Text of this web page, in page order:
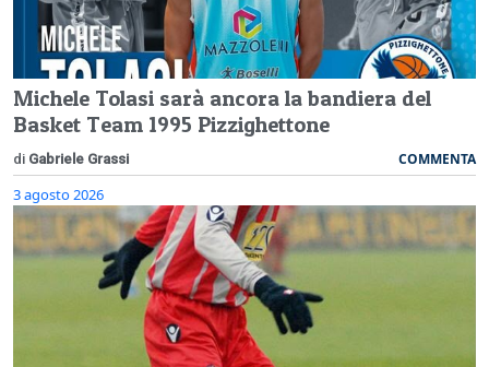
Michele Tolasi sarà ancora la bandiera del
Basket Team 1995 Pizzighettone
di Gabriele Grassi COMMENTA
3 agosto 2026